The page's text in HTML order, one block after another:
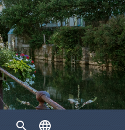
search language